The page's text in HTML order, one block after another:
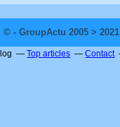
© - GroupActu 2005 >
Top articles Contact